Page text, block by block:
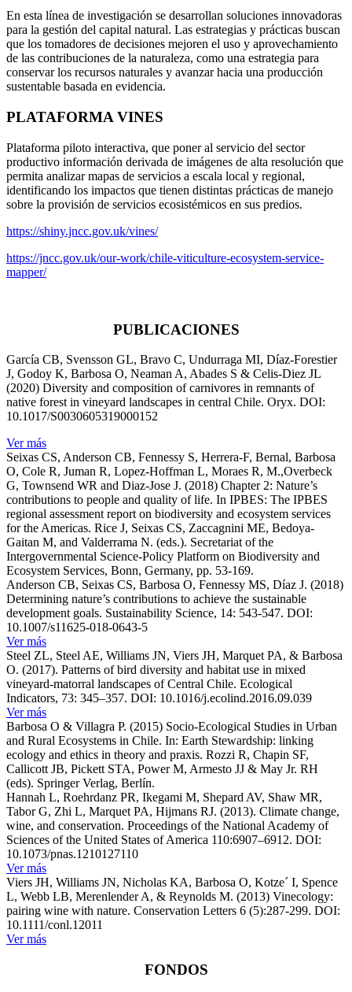
En esta línea de investigación se desarrollan soluciones innovadoras
para la gestión del capital natural. Las estrategias y prácticas buscan
que los tomadores de decisiones mejoren el uso y aprovechamiento
de las contribuciones de la naturaleza, como una estrategia para
conservar los recursos naturales y avanzar hacia una producción
sustentable basada en evidencia.
PLATAFORMA VINES
Plataforma piloto interactiva, que poner al servicio del sector
productivo información derivada de imágenes de alta resolución que
permita analizar mapas de servicios a escala local y regional,
identificando los impactos que tienen distintas prácticas de manejo
sobre la provisión de servicios ecosistémicos en sus predios.
https://shiny.jncc.gov.uk/vines/
https://jncc.gov.uk/our-work/chile-viticulture-ecosystem-service-
mapper/
PUBLICACIONES
García CB, Svensson GL, Bravo C, Undurraga MI, Díaz-Forestier
J, Godoy K, Barbosa O, Neaman A, Abades S & Celis-Diez JL
(2020) Diversity and composition of carnivores in remnants of
native forest in vineyard landscapes in central Chile. Oryx. DOI:
10.1017/S0030605319000152
Ver más
Seixas CS, Anderson CB, Fennessy S, Herrera-F, Bernal, Barbosa
O, Cole R, Juman R, Lopez-Hoffman L, Moraes R, M.,Overbeck
G, Townsend WR and Diaz-Jose J. (2018) Chapter 2: Nature’s
contributions to people and quality of life. In IPBES: The IPBES
regional assessment report on biodiversity and ecosystem services
for the Americas. Rice J, Seixas CS, Zaccagnini ME, Bedoya-
Gaitan M, and Valderrama N. (eds.). Secretariat of the
Intergovernmental Science-Policy Platform on Biodiversity and
Ecosystem Services, Bonn, Germany, pp. 53-169.
Anderson CB, Seixas CS, Barbosa O, Fennessy MS, Díaz J. (2018)
Determining nature’s contributions to achieve the sustainable
development goals. Sustainability Science, 14: 543-547. DOI:
10.1007/s11625-018-0643-5
Ver más
Steel ZL, Steel AE, Williams JN, Viers JH, Marquet PA, & Barbosa
O. (2017). Patterns of bird diversity and habitat use in mixed
vineyard-matorral landscapes of Central Chile. Ecological
Indicators, 73: 345–357. DOI: 10.1016/j.ecolind.2016.09.039
Ver más
Barbosa O & Villagra P. (2015) Socio-Ecological Studies in Urban
and Rural Ecosystems in Chile. In: Earth Stewardship: linking
ecology and ethics in theory and praxis. Rozzi R, Chapin SF,
Callicott JB, Pickett STA, Power M, Armesto JJ & May Jr. RH
(eds). Springer Verlag, Berlín.
Hannah L, Roehrdanz PR, Ikegami M, Shepard AV, Shaw MR,
Tabor G, Zhi L, Marquet PA, Hijmans RJ. (2013). Climate change,
wine, and conservation. Proceedings of the National Academy of
Sciences of the United States of America 110:6907–6912. DOI:
10.1073/pnas.1210127110
Ver más
Viers JH, Williams JN, Nicholas KA, Barbosa O, Kotze´ I, Spence
L, Webb LB, Merenlender A, & Reynolds M. (2013) Vinecology:
pairing wine with nature. Conservation Letters 6 (5):287-299. DOI:
10.1111/conl.12011
Ver más
FONDOS